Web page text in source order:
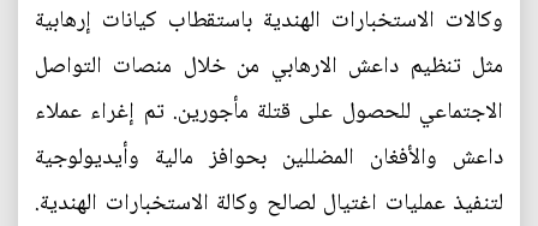
وكالات الاستخبارات الهندية باستقطاب كيانات إرهابية
مثل تنظيم داعش الارهابي من خلال منصات التواصل
الاجتماعي للحصول على قتلة مأجورين. تم إغراء عملاء
داعش والأفغان المضللين بحوافز مالية وأيديولوجية
لتنفيذ عمليات اغتيال لصالح وكالة الاستخبارات الهندية.